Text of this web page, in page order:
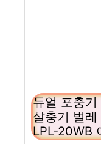
듀얼 포충
살충기 벌
LPL-20WB